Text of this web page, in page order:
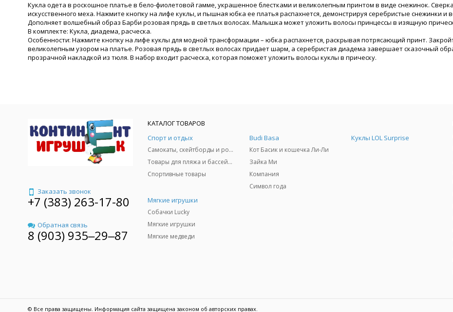
Кукла одета в роскошное платье в бело-фиолетовой гамме, украшенное блестками и великолепным принтом в виде снежинок.
искусственного меха. Нажмите кнопку на лифе куклы, и пышная юбка ее платья распахнется, демонстрируя серебристые снежинки и
Дополняет волшебный образ Барби розовая прядь в светлых волосах. Малышка может уложить волосы принцессы в изящную
В комплекте: Кукла, диадема, расческа.
Особенности: Нажмите кнопку на лифе куклы для модной трансформации – юбка распахнется, раскрывая потрясающий принт.
великолепным узором на платье. Розовая прядь в светлых волосах придает шарм, а серебристая диадема завершает сказочный
прозрачной накладкой из тюля. В набор входит расческа, которая поможет уложить волосы куклы в прическу.
Заказать звонок
+7 (383) 263-17-80
Обратная связь
8 (903) 935‒29‒87
КАТАЛОГ ТОВАРОВ
Спорт и отдых
Самокаты, скейтборды и ролики
Товары для пляжа и бассейны
Спортивные товары
Budi Basa
Кот Басик и кошечка Ли-Ли
Зайка Ми
Компания
Символ года
Куклы LOL Surprise
Мягкие игрушки
Собачки Lucky
Мягкие игрушки
Мягкие медведи
© Все права защищены. Информация сайта защищена законом об авторских правах.